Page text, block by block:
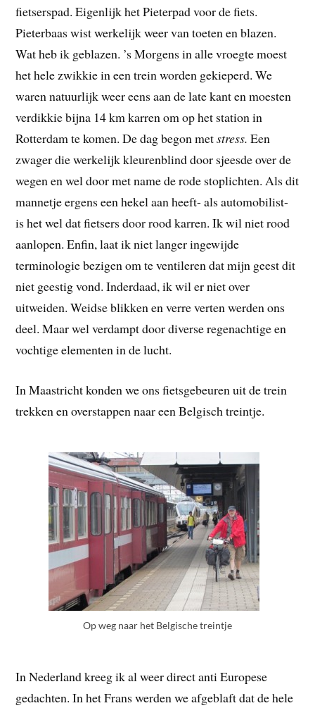
fietserspad. Eigenlijk het Pieterpad voor de fiets.
Pieterbaas wist werkelijk weer van toeten en blazen.
Wat heb ik geblazen. ’s Morgens in alle vroegte moest
het hele zwikkie in een trein worden gekieperd. We
waren natuurlijk weer eens aan de late kant en moesten
verdikkie bijna 14 km karren om op het station in
Rotterdam te komen. De dag begon metstress. Een
zwager die werkelijk kleurenblind door sjeesde over de
wegen en wel door met name de rode stoplichten. Als dit
mannetje ergens een hekel aan heeft- als automobilist-
is het wel dat fietsers door rood karren. Ik wil niet rood
aanlopen. Enfin, laat ik niet langer ingewijde
terminologie bezigen om te ventileren dat mijn geest dit
niet geestig vond. Inderdaad, ik wil er niet over
uitweiden. Weidse blikken en verre verten werden ons
deel. Maar wel verdampt door diverse regenachtige en
vochtige elementen in de lucht.
In Maastricht konden we ons fietsgebeuren uit de trein
trekken en overstappen naar een Belgisch treintje.
Op weg naar het Belgische treintje
In Nederland kreeg ik al weer direct anti Europese
gedachten. In het Frans werden we afgeblaft dat de hele